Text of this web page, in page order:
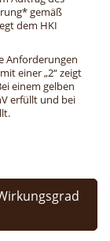
gemäß
dem HKI
Anforderungen
einer „2“ zeigt
einem gelben
erfüllt und bei